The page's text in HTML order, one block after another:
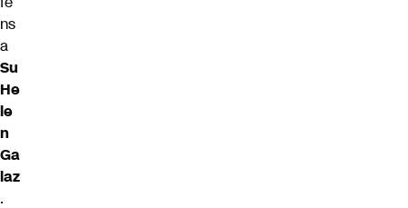
ns
a
Su
He
le
n
Ga
laz
.